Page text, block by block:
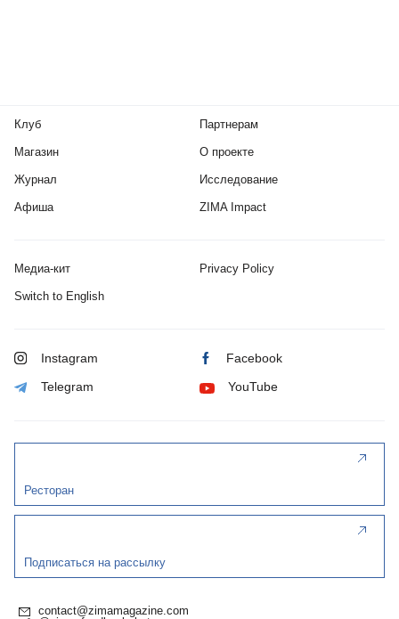
Клуб
Магазин
Журнал
Афиша
Партнерам
О проекте
Исследование
ZIMA Impact
Медиа-кит Privacy Policy
Switch to English
Instagram Facebook
Telegram YouTube
Ресторан
Подписаться на рассылку
contact@zimamagazine.com